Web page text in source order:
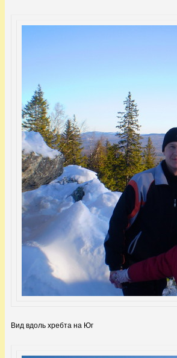
Вид вдоль хребта на Юг